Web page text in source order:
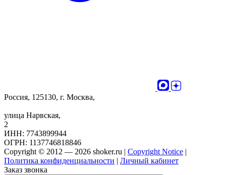
Россия, 125130, г. Москва,
улица Нарвская,
2
ИНН: 7743899944
ОГРН: 1137746818846
Copyright © 2012 — 2026 shoker.ru | Copyright Notice |
Политика конфиденциальности | Личный кабинет
Заказ звонка